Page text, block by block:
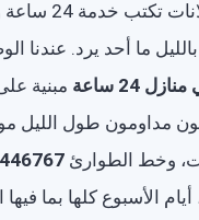
كثير من
ما أحد يرد. عندنا
24 ساعة
مبنية
مداومون طول الليل
وخط الطوارئ
الأسبوع كلها بما